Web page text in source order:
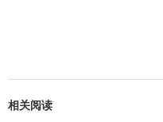
相关阅读